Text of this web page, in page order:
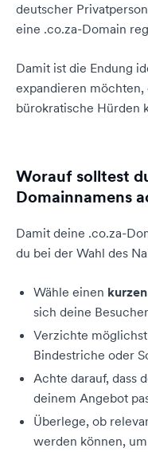
deutscher
eine .co.za-Domain
Damit ist die Endung
expandieren
bürokratische Hürden
Worauf solltest
Domainnamens
Damit deine .co.za-
du bei der Wahl des
Wähle einen
sich deine
Verzichte
Bindestriche oder
Achte darauf, dass
deinem Angebot
Überlege, ob
werden können,